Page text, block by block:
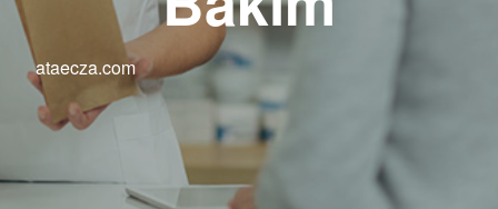
ataecza.com